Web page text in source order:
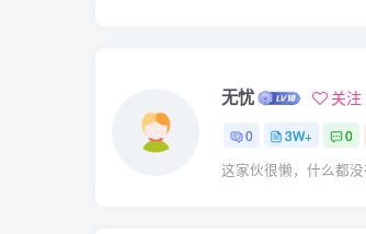
无忧 关注
0 3W+ 0
这家伙很懒，什么都